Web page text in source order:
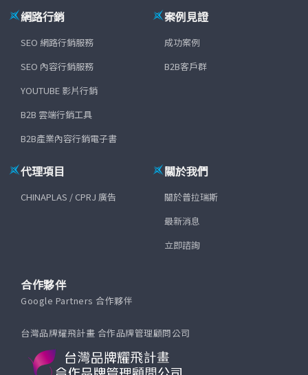
網路行銷
SEO 網路行銷服務
SEO 內容行銷服務
YOUTUBE 影片行銷
B2B 雲端行銷工具
B2B產業內容行銷電子書
案例見證
成功案例
B2B客戶群
代理項目
CHINAPLAS / CPRJ 廣告
關於我們
關於普拉瑞斯
最新消息
立即諮詢
合作夥伴
Google Partners 合作夥伴
台灣品牌耀飛計畫 合作品牌管理顧問公司